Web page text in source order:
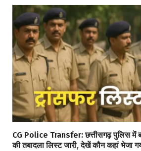
CG Police Transfer: छत्तीसगढ़ पुलिस में
की तबादला लिस्ट जारी, देखें कौन कहां भेजा